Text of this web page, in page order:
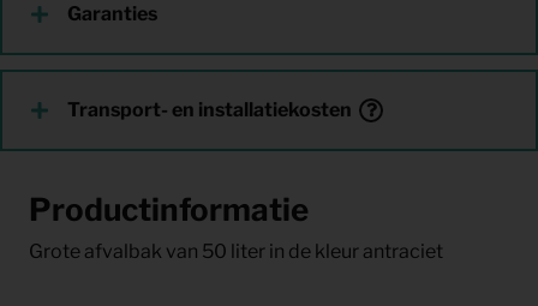
Garanties
Transport- en installatiekosten
Productinformatie
Grote afvalbak van 50 liter in de kleur antraciet